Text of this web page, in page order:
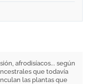
afrodisíacos... según
que todavía
las plantas que